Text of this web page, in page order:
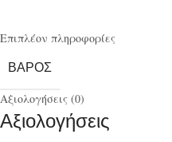
Επιπλέον πληροφορίες
ΒΆΡΟΣ
Αξιολογήσεις (0)
Αξιολογήσεις